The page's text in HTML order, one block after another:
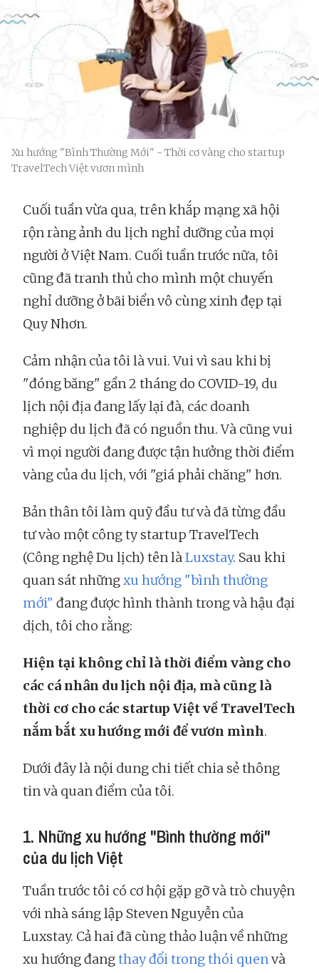
Xu hướng "Bình Thường Mới" - Thời cơ vàng cho startup
TravelTech Việt vươn mình
Cuối tuần vừa qua, trên khắp mạng xã hội
rộn ràng ảnh du lịch nghỉ dưỡng của mọi
người ở Việt Nam. Cuối tuần trước nữa, tôi
cũng đã tranh thủ cho mình một chuyến
nghỉ dưỡng ở bãi biển vô cùng xinh đẹp tại
Quy Nhơn.
Cảm nhận của tôi là vui. Vui vì sau khi bị
"đóng băng" gần 2 tháng do COVID-19, du
lịch nội địa đang lấy lại đà, các doanh
nghiệp du lịch đã có nguồn thu. Và cũng vui
vì mọi người đang được tận hưởng thời điểm
vàng của du lịch, với "giá phải chăng" hơn.
Bản thân tôi làm quỹ đầu tư và đã từng đầu
tư vào một công ty startup TravelTech
(Công nghệ Du lịch) tên làLuxstay. Sau khi
quan sát nhữngxu hướng "bình thường
mới" đang được hình thành trong và hậu đại
dịch, tôi cho rằng:
Hiện tại không chỉ là thời điểm vàng cho
các cá nhân du lịch nội địa, mà cũng là
thời cơ cho các startup Việt về TravelTech
nắm bắt xu hướng mới để vươn mình.
Dưới đây là nội dung chi tiết chia sẻ thông
tin và quan điểm của tôi.
1. Những xu hướng "Bình thường mới"
của du lịch Việt
Tuần trước tôi có cơ hội gặp gỡ và trò chuyện
với nhà sáng lập Steven Nguyễn của
Luxstay. Cả hai đã cùng thảo luận về những
xu hướng đangthay đổi trong thói quenvà